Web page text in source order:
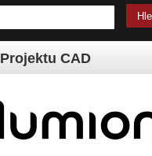
Projektu CAD